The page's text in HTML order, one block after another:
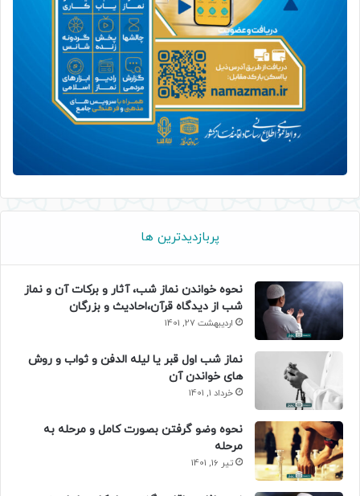
پربازدیدترین ها
نحوه خواندن نماز شب، آثار و برکات آن و نماز
شب از دیدگاه قرآن،احادیث و بزرگان
اردیبهشت 27, 1401
نماز شب اول قبر یا لیله الدفن و ثواب و روش
های خواندن آن
خرداد 1, 1401
نحوه وضو گرفتن بصورت کامل و مرحله به
مرحله
تیر 16, 1401